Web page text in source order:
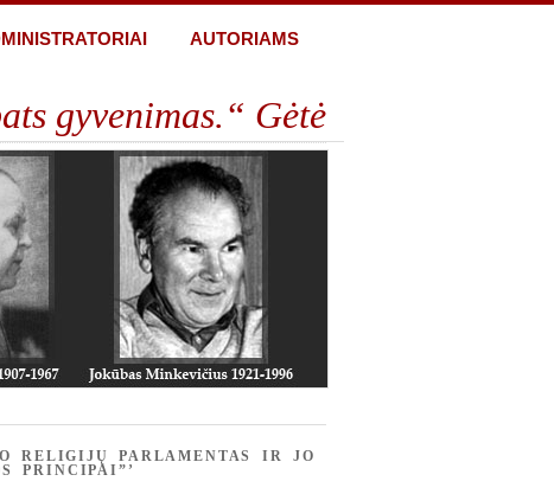
AUTORIAMS
gyvenimas.“ Gėtė
RELIGIJŲ PARLAMENTAS IR JO
PRINCIPAI”’